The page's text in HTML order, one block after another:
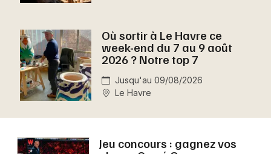
Soirées
Sorties famille
Expos
Strasbourg
Toulouse
Toutes les villes
Où sortir à Le Havre ce
week-end du 7 au 9 août
2026 ? Notre top 7
Jusqu'au 09/08/2026
Le Havre
Jeu concours : gagnez vos